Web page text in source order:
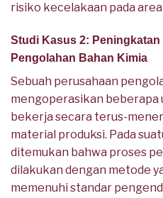
risiko kecelakaan pada
Studi Kasus 2:
Pengolahan Bahan Kimia
Sebuah perusahaan
mengoperasikan
bekerja secara terus-
material produksi. Pada
ditemukan bahwa proses
dilakukan dengan metode
memenuhi standar